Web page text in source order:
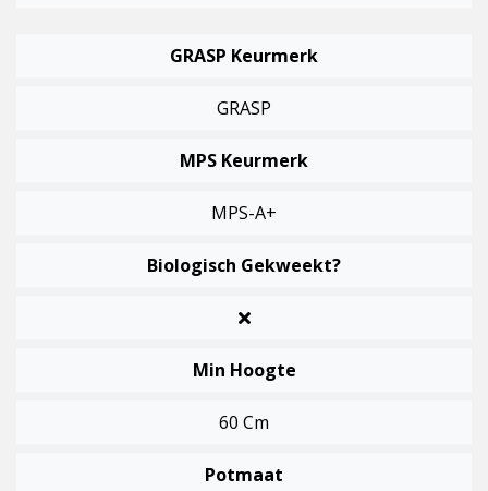
GRASP Keurmerk
GRASP
MPS Keurmerk
MPS-A+
Biologisch Gekweekt?
Min Hoogte
60 Cm
Potmaat